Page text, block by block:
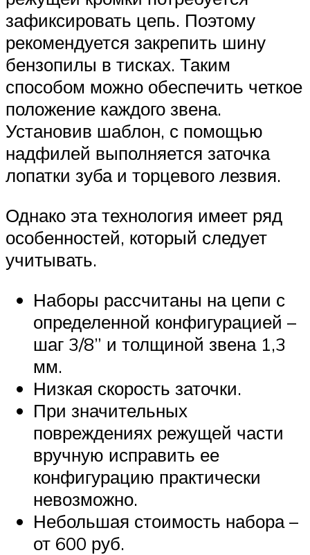
зафиксировать цепь. Поэтому
рекомендуется закрепить шину
бензопилы в тисках. Таким
способом можно обеспечить четкое
положение каждого звена.
Установив шаблон, с помощью
надфилей выполняется заточка
лопатки зуба и торцевого лезвия.
Однако эта технология имеет ряд
особенностей, который следует
учитывать.
Наборы рассчитаны на цепи с
определенной конфигурацией –
шаг 3/8” и толщиной звена 1,3
мм.
Низкая скорость заточки.
При значительных
повреждениях режущей части
вручную исправить ее
конфигурацию практически
невозможно.
Небольшая стоимость набора –
от 600 руб.